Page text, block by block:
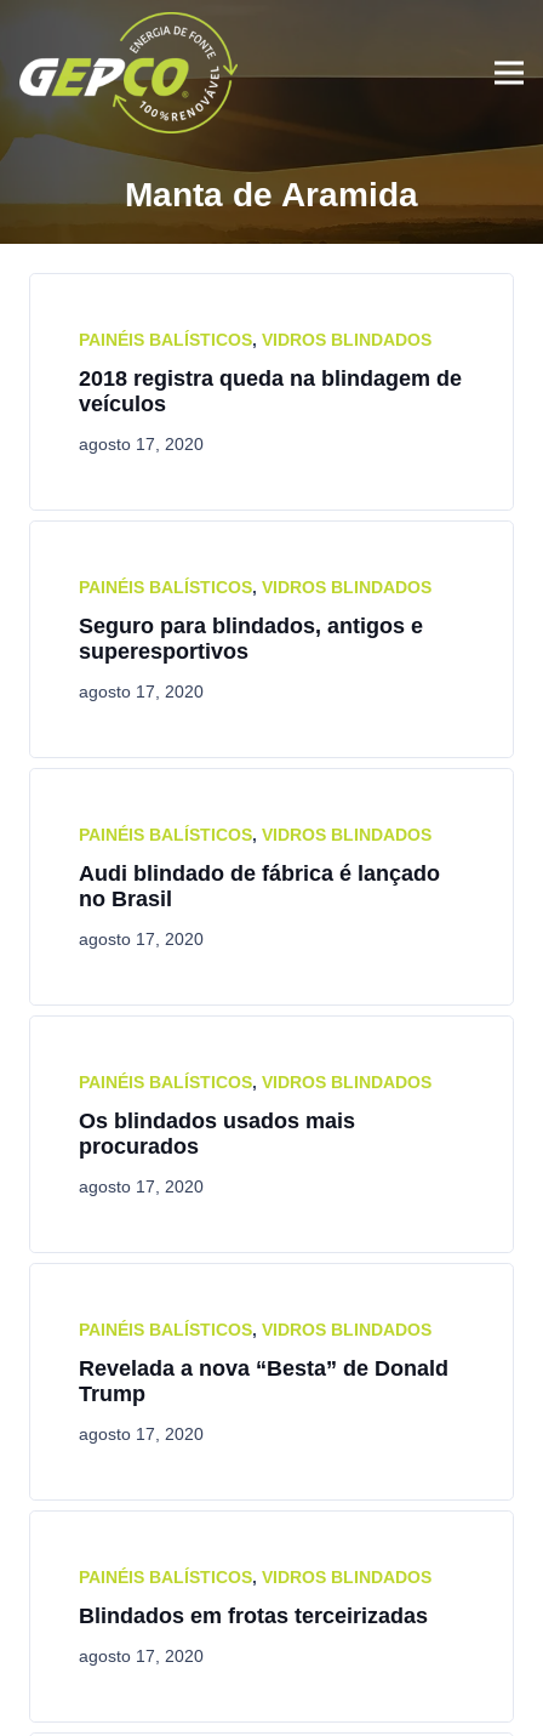
Manta de Aramida
PAINÉIS BALÍSTICOS, VIDROS BLINDADOS
2018 registra queda na blindagem de
veículos
agosto 17, 2020
PAINÉIS BALÍSTICOS, VIDROS BLINDADOS
Seguro para blindados, antigos e
superesportivos
agosto 17, 2020
PAINÉIS BALÍSTICOS, VIDROS BLINDADOS
Audi blindado de fábrica é lançado
no Brasil
agosto 17, 2020
PAINÉIS BALÍSTICOS, VIDROS BLINDADOS
Os blindados usados mais
procurados
agosto 17, 2020
PAINÉIS BALÍSTICOS, VIDROS BLINDADOS
Revelada a nova “Besta” de Donald
Trump
agosto 17, 2020
PAINÉIS BALÍSTICOS, VIDROS BLINDADOS
Blindados em frotas terceirizadas
agosto 17, 2020